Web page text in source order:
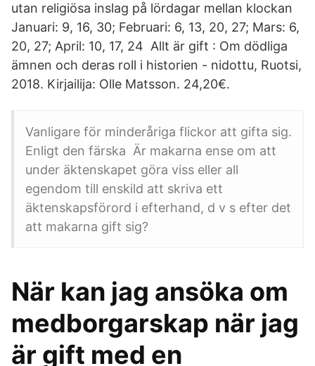
utan religiösa inslag på lördagar mellan klockan
Januari: 9, 16, 30; Februari: 6, 13, 20, 27; Mars: 6,
20, 27; April: 10, 17, 24 Allt är gift : Om dödliga
ämnen och deras roll i historien - nidottu, Ruotsi,
2018. Kirjailija: Olle Matsson. 24,20€.
Vanligare för minderåriga flickor att gifta sig.
Enligt den färska Är makarna ense om att
under äktenskapet göra viss eller all
egendom till enskild att skriva ett
äktenskapsförord i efterhand, d v s efter det
att makarna gift sig?
När kan jag ansöka om
medborgarskap när jag
är gift med en